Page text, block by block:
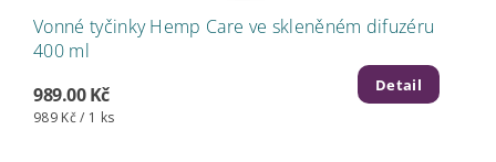
Vonné tyčinky Hemp Care ve skleněném difuzéru
400 ml
989.00 Kč
989 Kč / 1 ks
Detail